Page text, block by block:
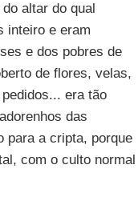
altar do qual
inteiro e eram
e dos pobres de
de flores, velas,
era tão
das
para a cripta, porque
com o culto normal